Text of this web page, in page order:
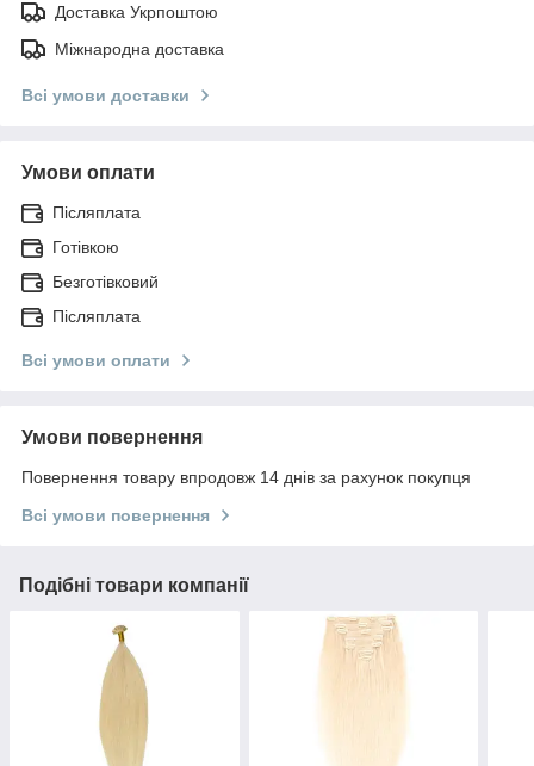
Доставка Укрпоштою
Міжнародна доставка
Всі умови доставки
Умови оплати
Післяплата
Готівкою
Безготівковий
Післяплата
Всі умови оплати
Умови повернення
Повернення товару впродовж 14 днів за рахунок покупця
Всі умови повернення
Подібні товари компанії